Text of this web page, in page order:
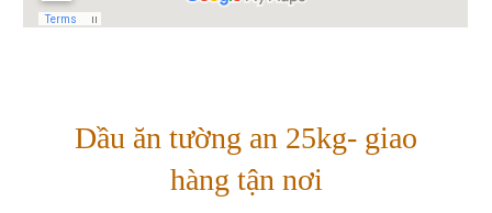
Dầu ăn tường an 25kg- giao
hàng tận nơi